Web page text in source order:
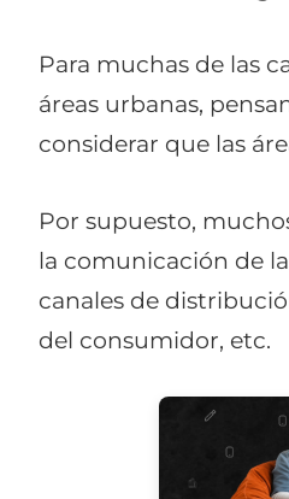
Para muchas de las
áreas urbanas,
considerar que las
Por supuesto,
la comunicación de
canales de
del consumidor, etc.